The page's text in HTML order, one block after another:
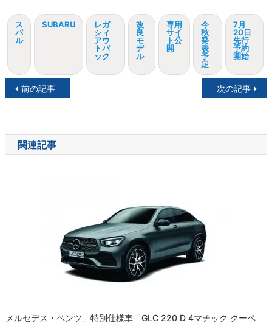
ス
バ
ル
SUBARU
レガ
シィ
アウ
トバ
ック
改
良
モ
デ
ル
専用
サイ
ト公
開
今
秋
発
表
予
定
7月
20日
先行
予約
開始
投
ナ
ビ
前の記事 次の記事
関連記事
メルセデス・ベンツ、特別仕様車「GLC 220 D 4マチック クーペ